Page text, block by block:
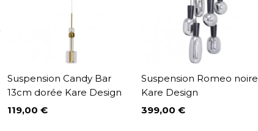
Suspension Candy Bar
13cm dorée Kare Design
Prix
119,00 €
Suspension Romeo noire
Kare Design
Prix
399,00 €